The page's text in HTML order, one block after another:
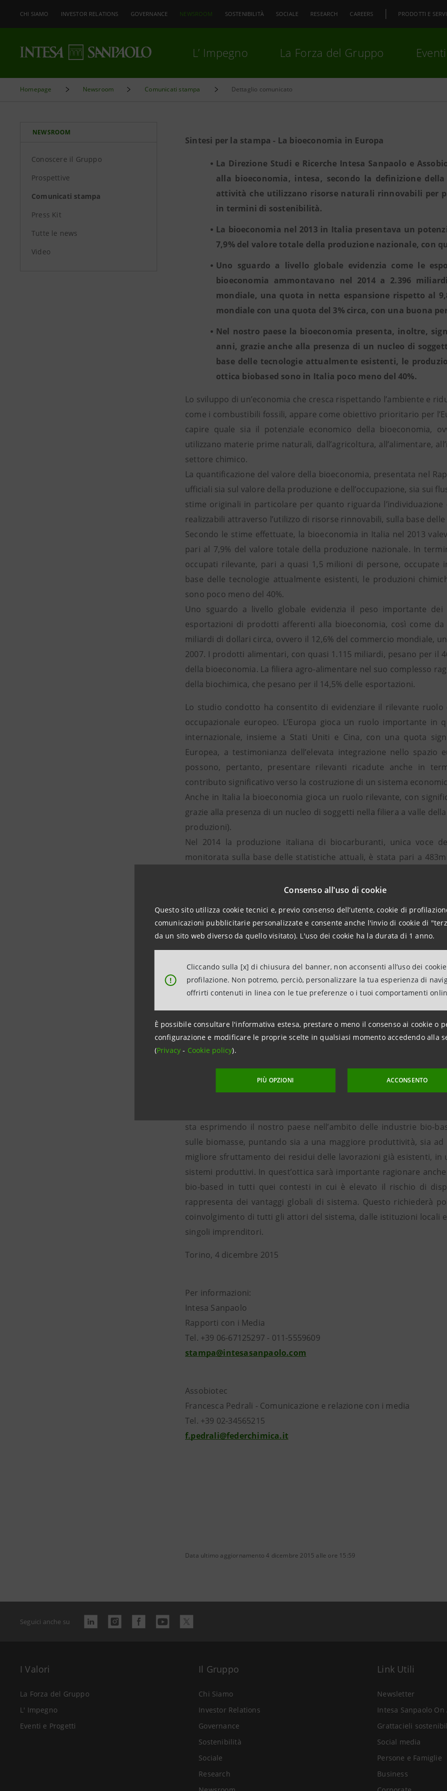
Consenso all'uso di cookie
Questo sito utilizza cookie tecnici e, previo consenso dell’utente, cookie di
comunicazioni pubblicitarie personalizzate e consente anche l'invio di cookie di
da un sito web diverso da quello visitato). L'uso dei cookie ha la durata di 1 anno.
!
Cliccando sulla [x] di chiusura del banner, non acconsenti all’uso dei
profilazione. Non potremo, perciò, personalizzare la tua esperienza di
offrirti contenuti in linea con le tue preferenze o i tuoi comportamenti
È possibile consultare l'informativa estesa, prestare o meno il consenso ai cookie o
configurazione e modificare le proprie scelte in qualsiasi momento accedendo alla
(Privacy- Cookie policy).
PIÙ OPZIONI ACCONSENTO
CHI SIAMO INVESTOR RELATIONS GOVERNANCE NEWSROOM SOSTENIBILITÀ SOCIALE RESEARCH CAREERS PRODOTTI E
L’ Impegno La Forza del Gruppo
Homepage Newsroom Comunicati stampa Dettaglio comunicato
NEWSROOM
Conoscere il Gruppo
Prospettive
Comunicati stampa
Press Kit
Tutte le news
Video
Sintesi per la stampa - La bioeconomia in Europa
La Direzione Studi e Ricerche Intesa Sanpaolo e
alla bioeconomia, intesa, secondo la definizione della
attività che utilizzano risorse naturali rinnovabili per
in termini di sostenibilità.
La bioeconomia nel 2013 in Italia presentava un
7,9% del valore totale della produzione nazionale, con
Uno sguardo a livello globale evidenzia come le
bioeconomia ammontavano nel 2014 a 2.396
mondiale, una quota in netta espansione rispetto al
mondiale con una quota del 3% circa, con una buona
Nel nostro paese la bioeconomia presenta, inoltre,
anni, grazie anche alla presenza di un nucleo di
base delle tecnologie attualmente esistenti, le
ottica biobased sono in Italia poco meno del 40%.
Lo sviluppo di un’economia che cresca rispettando l’ambiente e
come i combustibili fossili, appare come obiettivo prioritario per
capire quale sia il potenziale economico della bioeconomia,
utilizzano materie prime naturali, dall’agricoltura, all’alimentare,
settore chimico.
La quantificazione del valore della bioeconomia, presentata nel
ufficiali sia sul valore della produzione e dell’occupazione, sia sui
stime originali in particolare per quanto riguarda
realizzabili attraverso l’utilizzo di risorse rinnovabili, sulla base
Secondo le stime effettuate, la bioeconomia in Italia nel 2013
pari al 7,9% del valore totale della produzione nazionale. In
occupati rilevante, pari a quasi 1,5 milioni di persone, occupate
base delle tecnologie attualmente esistenti, le produzioni
sono poco meno del 40%.
Uno sguardo a livello globale evidenzia il peso importante
esportazioni di prodotti afferenti alla bioeconomia, così come
miliardi di dollari circa, ovvero il 12,6% del commercio mondiale,
2007. I prodotti alimentari, con quasi 1.115 miliardi, pesano per il
della bioeconomia. La filiera agro-alimentare nel suo complesso
della biochimica, che pesano per il 14,5% delle esportazioni.
Lo studio condotto ha consentito di evidenziare il rilevante
occupazionale europeo. L’Europa gioca un ruolo importante
internazionale, insieme a Stati Uniti e Cina, con una quota
Europea, a testimonianza dell’elevata integrazione nello
possono, pertanto, presentare rilevanti ricadute anche in
contributo significativo verso la costruzione di un sistema
Anche in Italia la bioeconomia gioca un ruolo rilevante, con
grazie alla presenza di un nucleo di soggetti nella filiera a valle
produzioni).
Nel 2014 la produzione italiana di biocarburanti, unica voce
monitorata sulla base delle statistiche attuali, è stata pari a
Nonostante un ruolo ancora contenuto del nostro paese nel
produttivo evidenzia alcuni elementi positivi: una leadership
piccoli produttori), con impianti diffusi su tutto il territorio e
tecnologici sia agli investimenti dedicati alla riconversione dei
chimica da fonti rinnovabili l’Italia può vantare un quadro
crescita della produzione attraverso progetti mirati e integrati
di approvvigionamento delle biomasse necessarie, fattore chiave
di sistema che questi nuovi prodotti possono portare in
biodiversità, e di risoluzione di problemi ambientali.
L’analisi dei flussi di commercio estero relativamente ai
informazioni sui flussi fisici di materia, evidenzia un
interna di materie prime naturali. Il livello di produzione pro-
inferiore a quello registrato negli altri principali paesi europei.
Secondo le nostre simulazioni, uno sviluppo delle produzioni
loro peso sulle produzioni settoriali, creerebbe un fabbisogno
Per contenere la nostra dipendenza dall’estero in questo campo
sta esprimendo il nostro paese nell’ambito delle industrie bio-
sulle biomasse, puntando sia a una maggiore produttività, sia
migliore sfruttamento dei residui delle lavorazioni già esistenti,
sistemi produttivi. In quest’ottica sarà importante ragionare
bio-based in tutti quei contesti in cui è elevato il rischio di
rappresenta dei vantaggi globali di sistema. Questo richiederà
coinvolgimento di tutti gli attori del sistema, dalle istituzioni locali
singoli imprenditori.
Torino, 4 dicembre 2015
Per informazioni:
Intesa Sanpaolo
Rapporti con i Media
Tel. +39 06-67125297 - 011-5559609
stampa@intesasanpaolo.com
Assobiotec
Francesca Pedrali - Comunicazione e relazione con i media
Tel. +39 02-34565215
f.pedrali@federchimica.it
Data ultimo aggiornamento 4 dicembre 2015 alle ore 15:59
Seguici anche su
I Valori
La Forza del Gruppo
L' Impegno
Eventi e Progetti
Il Gruppo
Chi Siamo
Investor Relations
Governance
Sostenibilità
Sociale
Research
Link Utili
Newsletter
Intesa Sanpaolo On
Grattacieli
Social media
Persone e Famiglie
Business